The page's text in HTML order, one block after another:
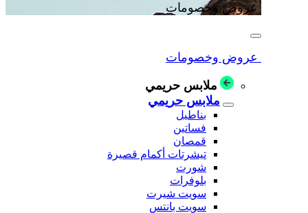
عروض وخصومات
عروض وخصومات
ملابس حريمي
ملابس حريمي
بناطيل
فساتين
قمصان
تيشرتات أكمام قصيرة
شورت
بلوفرات
سويت شيرت
سويت بانتس